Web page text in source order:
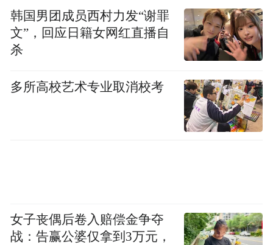
韩国男团成员西村力发“谢罪
文”，回应日籍女网红直播自
杀
多所高校艺术专业取消校考
女子丧偶后卷入赔偿金争夺
战：告赢公婆仅拿到3万元，